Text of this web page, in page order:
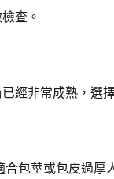
查。
經非常成熟，選
包莖或包皮過厚